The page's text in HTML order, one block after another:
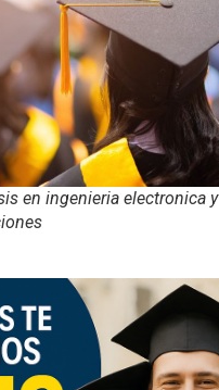
en ingenieria electronica y